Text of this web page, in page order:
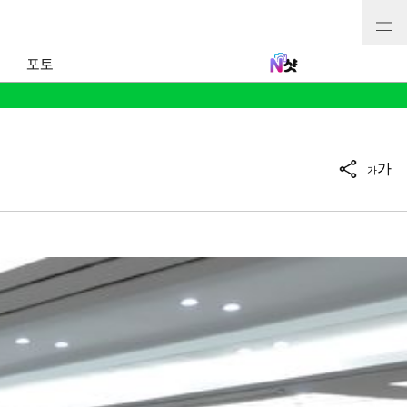
포토
가가